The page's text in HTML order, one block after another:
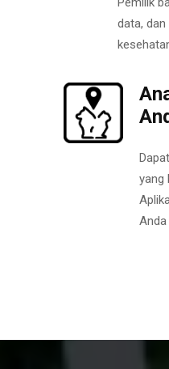
data,
yang
Anda